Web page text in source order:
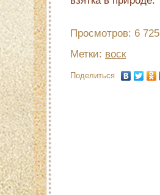
Просмотров: 6 725
Метки: воск
Поделиться